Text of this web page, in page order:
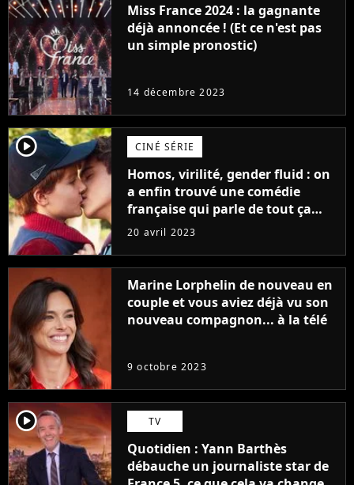
Miss France 2024 : la gagnante
déjà annoncée ! (Et ce n'est pas
un simple pronostic)
14 décembre 2023
player2 CINÉ SÉRIE
Homos, virilité, gender fluid : on
a enfin trouvé une comédie
française qui parle de tout ça
sans être super ringarde
20 avril 2023
Marine Lorphelin de nouveau en
couple et vous aviez déjà vu son
nouveau compagnon... à la télé
9 octobre 2023
player2 TV
Quotidien : Yann Barthès
débauche un journaliste star de